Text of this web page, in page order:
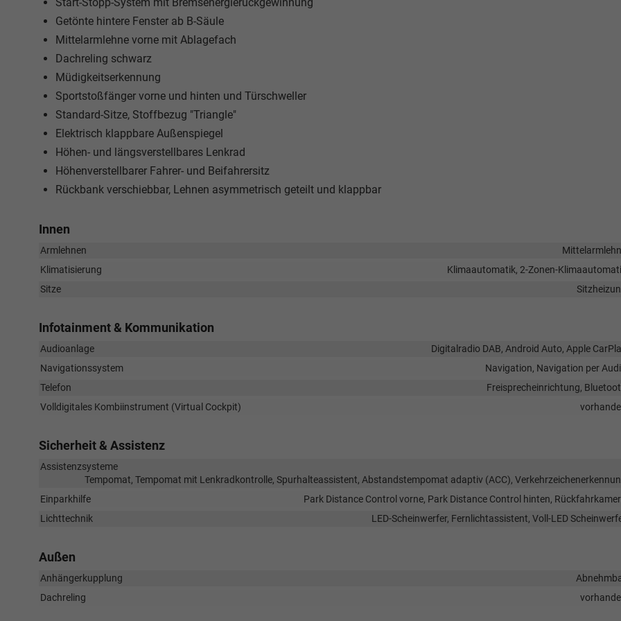
Getönte hintere Fenster ab B-Säule
Mittelarmlehne vorne mit Ablagefach
Dachreling schwarz
Müdigkeitserkennung
Sportstoßfänger vorne und hinten und Türschweller
Standard-Sitze, Stoffbezug "Triangle"
Elektrisch klappbare Außenspiegel
Höhen- und längsverstellbares Lenkrad
Höhenverstellbarer Fahrer- und Beifahrersitz
Rückbank verschiebbar, Lehnen asymmetrisch geteilt und klappbar
Innen
Armlehnen
Klimatisierung
Klimaautomatik, 2-Zonen-
Sitze
Infotainment & Kommunikation
Audioanlage
Digitalradio DAB, Android Auto, Apple
Navigationssystem
Navigation, Navigation per
Telefon
Freisprecheinrichtung,
Volldigitales Kombiinstrument (Virtual Cockpit)
Sicherheit & Assistenz
Assistenzsysteme
Tempomat, Tempomat mit Lenkradkontrolle, Spurhalteassistent, Abstandstempomat adaptiv (ACC),
Einparkhilfe
Park Distance Control vorne, Park Distance Control hinten,
Lichttechnik
LED-Scheinwerfer, Fernlichtassistent, Voll-LED
Außen
Anhängerkupplung
Dachreling